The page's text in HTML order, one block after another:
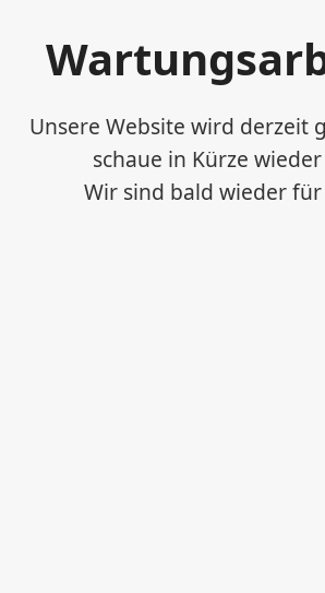
Unsere Website wird derzeit
schaue in Kürze
Wir sind bald wieder